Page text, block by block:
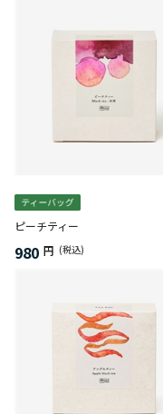
ピーチティー
980 円 (税込)